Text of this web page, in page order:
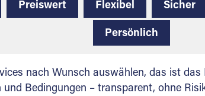
Preiswert Flexibel Sicher
Persönlich
nach Wunsch auswählen, das ist
und Bedingungen – transparent, ohne